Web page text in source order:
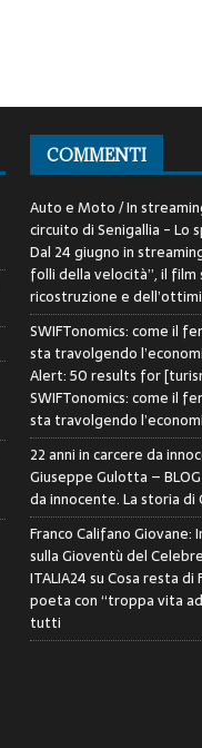
COMMENTI
Auto e Moto / In
circuito di Senigallia - Lo
Dal 24 giugno in
folli della velocità”, il film
ricostruzione e
SWIFTonomics: come il
sta travolgendo
Alert: 50 results for
SWIFTonomics: come il
sta travolgendo
22 anni in carcere da
Giuseppe Gulotta – BLOG
da innocente. La storia
Franco Califano Giovane:
sulla Gioventù del
ITALIA24suCosa resta di
poeta con “troppa vita
tutti